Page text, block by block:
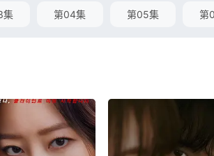
集 第04集 第05集 第